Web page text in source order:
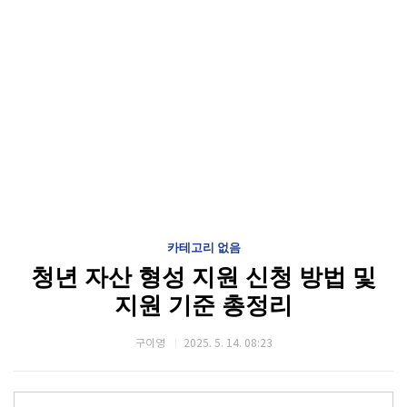
카테고리 없음
청년 자산 형성 지원 신청 방법 및
지원 기준 총정리
구이영 2025. 5. 14. 08:23